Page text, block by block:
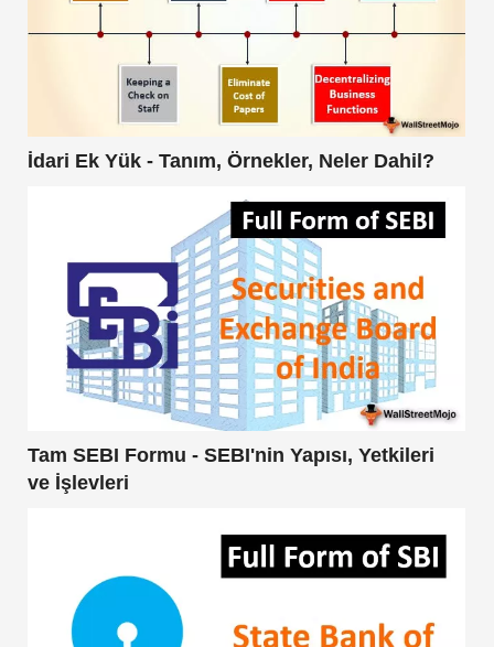
İdari Ek Yük - Tanım, Örnekler, Neler Dahil?
Tam SEBI Formu - SEBI'nin Yapısı, Yetkileri
ve İşlevleri